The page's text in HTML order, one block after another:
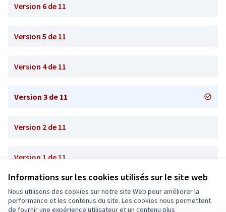
Informations sur les cookies utilisés sur le site web
Nous utilisons des cookies sur notre site Web pour améliorer la
performance et les contenus du site. Les cookies nous permettent
de fournir une expérience utilisateur et un contenu plus
Version 6 de 11
Version 5 de 11
Version 4 de 11
Version 3 de 11
Version 2 de 11
Version 1 de 11
Conditions d'utilisation
Paramètres des cookies